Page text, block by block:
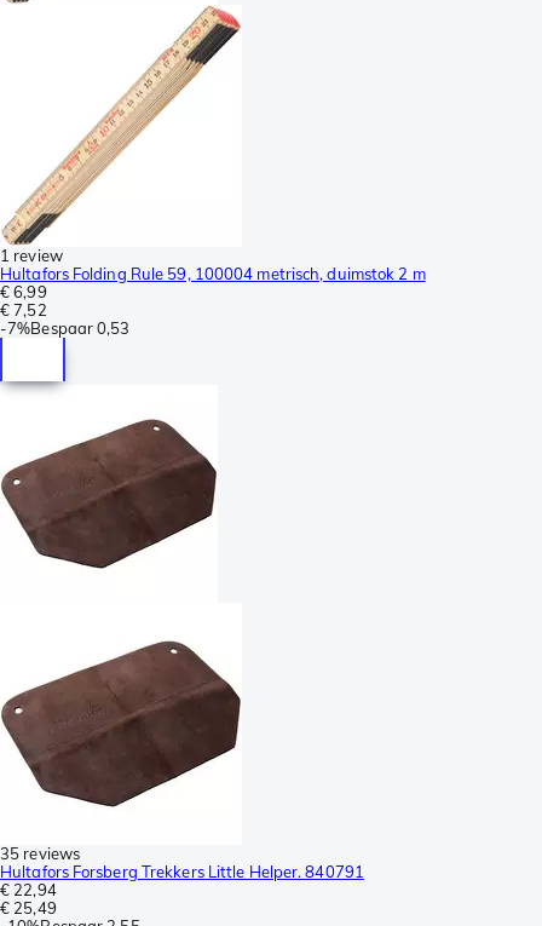
1 review
Hultafors Folding Rule 59, 100004 metrisch, duimstok 2 m
€ 6,99
€ 7,52
-7%Bespaar0,53
35 reviews
Hultafors Forsberg Trekkers Little Helper. 840791
€ 22,94
€ 25,49